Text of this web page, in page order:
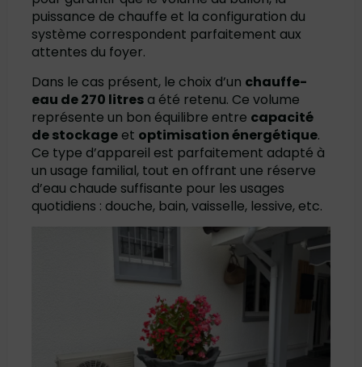
puissance de chauffe et la configuration du
système correspondent parfaitement aux
attentes du foyer.
Dans le cas présent, le choix d’un chauffe-
eau de 270 litresa été retenu. Ce volume
représente un bon équilibre entre capacité
de stockageet optimisation énergétique.
Ce type d’appareil est parfaitement adapté à
un usage familial, tout en offrant une réserve
d’eau chaude suffisante pour les usages
quotidiens : douche, bain, vaisselle, lessive, etc.